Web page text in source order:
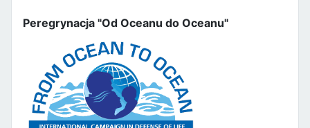
Peregrynacja "Od Oceanu do Oceanu"